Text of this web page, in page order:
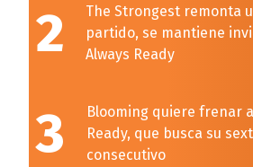
2
The Strongest remonta
partido, se mantiene
Always Ready
3
Blooming quiere frenar
Ready, que busca su
consecutivo